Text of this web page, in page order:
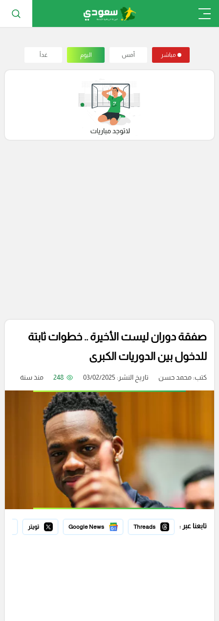
مباشر أمس اليوم غداً
صفقة دوران ليست الأخيرة .. خطوات ثابتة
للدخول بين الدوريات الكبرى
كتب:محمد حسن تاريخ النشر: 03/02/2025 248 منذ سنة
تابعنا عبر : Threads
Google News تويتر